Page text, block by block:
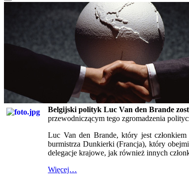
Belgijski polityk Luc Van den Brande
przewodniczącym tego zgromadzenia
Luc Van den Brande, który jest
burmistrza Dunkierki (Francja), który
delegacje krajowe, jak również innych
Więcej…